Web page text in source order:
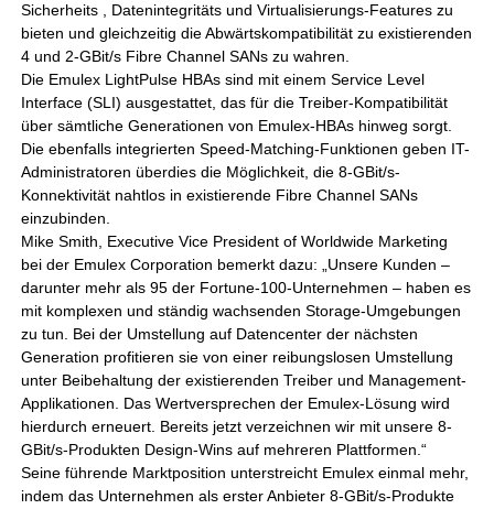
Sicherheits , Datenintegritäts und Virtualisierungs-Features zu
bieten und gleichzeitig die Abwärtskompatibilität zu existierenden
4 und 2-GBit/s Fibre Channel SANs zu wahren.
Die Emulex LightPulse HBAs sind mit einem Service Level
Interface (SLI) ausgestattet, das für die Treiber-Kompatibilität
über sämtliche Generationen von Emulex-HBAs hinweg sorgt.
Die ebenfalls integrierten Speed-Matching-Funktionen geben IT-
Administratoren überdies die Möglichkeit, die 8-GBit/s-
Konnektivität nahtlos in existierende Fibre Channel SANs
einzubinden.
Mike Smith, Executive Vice President of Worldwide Marketing
bei der Emulex Corporation bemerkt dazu: „Unsere Kunden –
darunter mehr als 95 der Fortune-100-Unternehmen – haben es
mit komplexen und ständig wachsenden Storage-Umgebungen
zu tun. Bei der Umstellung auf Datencenter der nächsten
Generation profitieren sie von einer reibungslosen Umstellung
unter Beibehaltung der existierenden Treiber und Management-
Applikationen. Das Wertversprechen der Emulex-Lösung wird
hierdurch erneuert. Bereits jetzt verzeichnen wir mit unsere 8-
GBit/s-Produkten Design-Wins auf mehreren Plattformen.“
Seine führende Marktposition unterstreicht Emulex einmal mehr,
indem das Unternehmen als erster Anbieter 8-GBit/s-Produkte